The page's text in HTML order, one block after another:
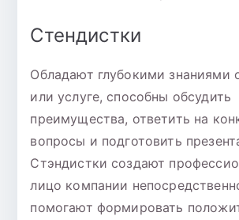
Стендистки
Обладают глубокими знаниями
или услуге, способны обсудить
преимущества, ответить на
вопросы и подготовить
Стэндистки создают
лицо компании
помогают формировать